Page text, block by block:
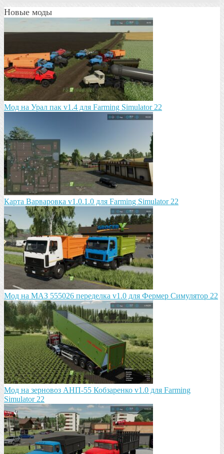
Новые моды
Мод на Урал пак v1.4 для Farming Simulator 22
Карта Варваровка v1.0.1.0 для Farming Simulator 22
Мод на МАЗ 555026 пeрeдeлка v1.0 для Фермер Симулятор 22
Мод на зeрновоз АНП-55 Кобзарeнко v1.0 для Farming
Simulator 22